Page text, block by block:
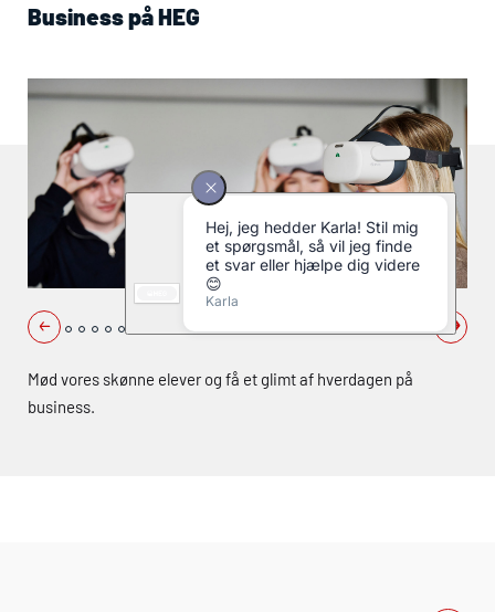
Business påHEG
Mød vores skønne elever og få et glimt af hverdagen på
business.